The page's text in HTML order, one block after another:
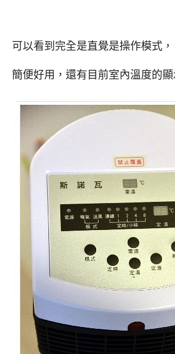
可以看到完全是直覺是操作模式，
簡便好用，還有目前室內溫度的顯